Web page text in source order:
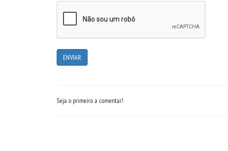
Seja o primeiro a comentar!